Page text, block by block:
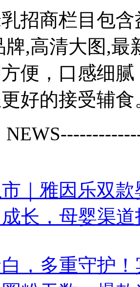
招商栏目包
牌,高清大图,最
便，口感细
好的接受辅食
NEWS
｜雅因乐双
长，母婴渠
，多重守护